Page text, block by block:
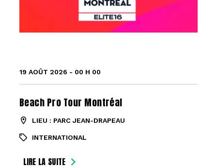
19 AOÛT 2026 - 00 H 00
Beach Pro Tour Montréal
LIEU : PARC JEAN-DRAPEAU
INTERNATIONAL
LIRE LA SUITE